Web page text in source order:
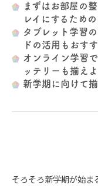
まずはお部屋の
レイにするため
タブレット学習
ドの活用もおす
オンライン学習
ッテリーも揃えよ
新学期に向けて
そろそろ新学期が始ま